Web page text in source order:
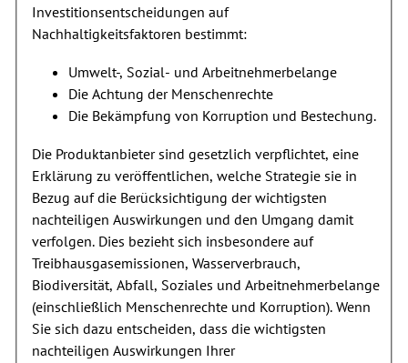
Investitionsentscheidungen auf
Nachhaltigkeitsfaktoren bestimmt:
Umwelt-, Sozial- und Arbeitnehmerbelange
Die Achtung der Menschenrechte
Die Bekämpfung von Korruption und Bestechung.
Die Produktanbieter sind gesetzlich verpflichtet, eine
Erklärung zu veröffentlichen, welche Strategie sie in
Bezug auf die Berücksichtigung der wichtigsten
nachteiligen Auswirkungen und den Umgang damit
verfolgen. Dies bezieht sich insbesondere auf
Treibhausgasemissionen, Wasserverbrauch,
Biodiversität, Abfall, Soziales und Arbeitnehmerbelange
(einschließlich Menschenrechte und Korruption). Wenn
Sie sich dazu entscheiden, dass die wichtigsten
nachteiligen Auswirkungen Ihrer